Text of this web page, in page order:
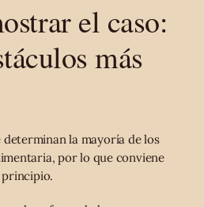
el caso:
más
determinan la mayoría de los
por lo que conviene
principio.